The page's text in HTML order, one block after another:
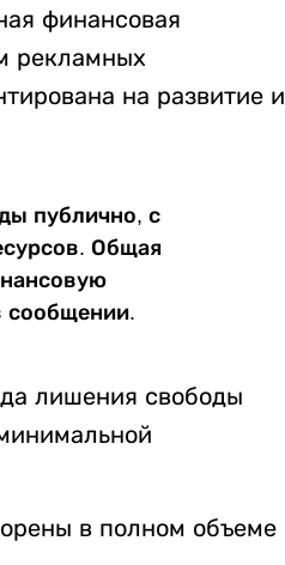
финансовая
рекламных
на развитие и
публично, с
Общая
сообщении.
лишения свободы
в полном объеме